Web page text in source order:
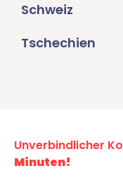
Schweiz
Tschechien
Unverbindlicher
Minuten!